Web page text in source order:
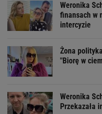
Weronika
finansach w
intercyzie
Żona
"Biorę w
Weronika
Przekazała